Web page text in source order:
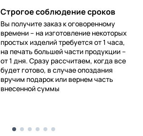
Строгое соблюдение сроков
Вы получите заказ к оговоренному
времени – на изготовление некоторых
простых изделий требуется от 1 часа,
на печать большей части продукции –
от 1 дня. Сразу рассчитаем, когда все
будет готово, в случае опоздания
вручим подарок или вернем часть
внесенной суммы